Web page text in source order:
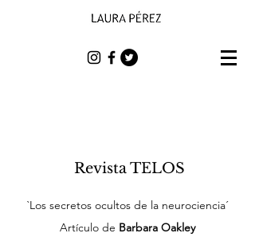
Revista TELOS
`Los secretos ocultos de la neurociencia´
Artículo de Barbara Oakley